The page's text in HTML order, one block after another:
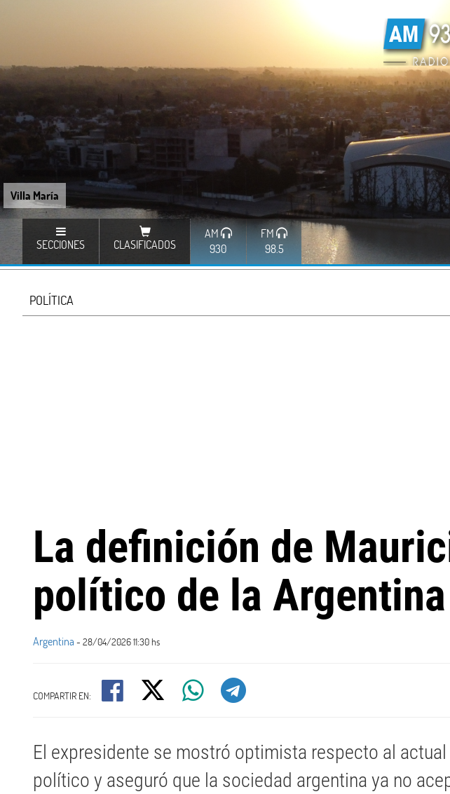
Villa María
SECCIONES CLASIFICADOS
AM
930
FM
98.5
POLÍTICA
La definición de
político de la Argentina
Argentina - 28/04/2026 11:30 hs
COMPARTIR EN:
El expresidente se mostró optimista respecto al
político y aseguró que la sociedad argentina ya no